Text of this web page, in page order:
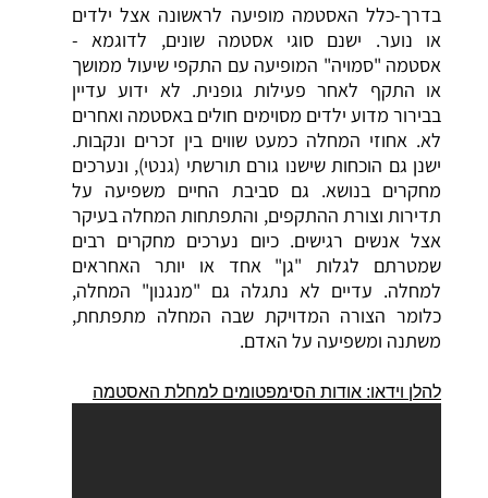
בדרך-כלל האסטמה מופיעה לראשונה אצל ילדים
או נוער. ישנם סוגי אסטמה שונים, לדוגמא -
אסטמה "סמויה" המופיעה עם התקפי שיעול ממושך
או התקף לאחר פעילות גופנית. לא ידוע עדיין
בבירור מדוע ילדים מסוימים חולים באסטמה ואחרים
לא. אחוזי המחלה כמעט שווים בין זכרים ונקבות.
ישנן גם הוכחות שישנו גורם תורשתי (גנטי), ונערכים
מחקרים בנושא. גם סביבת החיים משפיעה על
תדירות וצורת ההתקפים, והתפתחות המחלה בעיקר
אצל אנשים רגישים. כיום נערכים מחקרים רבים
שמטרתם לגלות "גן" אחד או יותר האחראים
למחלה. עדיים לא נתגלה גם "מנגנון" המחלה,
כלומר הצורה המדויקת שבה המחלה מתפתחת,
משתנה ומשפיעה על האדם.
להלן וידאו: אודות הסימפטומים למחלת האסטמה